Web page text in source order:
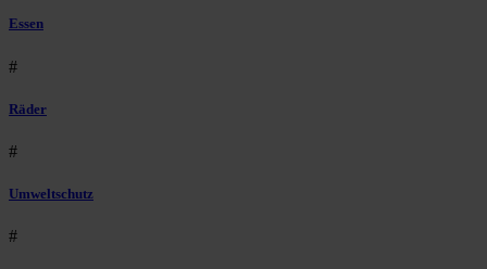
Essen
#
Räder
#
Umweltschutz
#